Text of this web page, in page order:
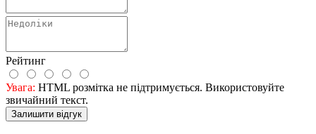
Рейтинг
Увага: HTML розмітка не підтримується. Використовуйте
звичайний текст.
Залишити відгук